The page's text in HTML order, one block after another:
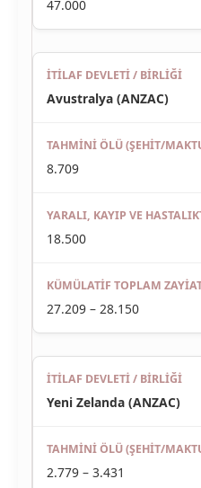
47.000
Avustralya (ANZAC)
8.709
18.500
27.209 – 28.150
Yeni Zelanda (ANZAC)
2.779 – 3.431